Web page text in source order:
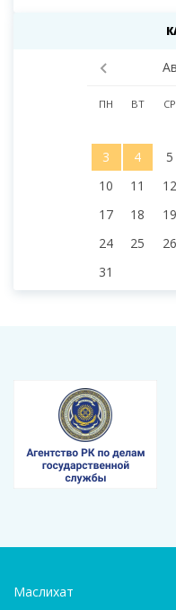
ПН ВТ СР
3
4 5
10
11 12
17
18 19
24
25 26
31
Маслихат